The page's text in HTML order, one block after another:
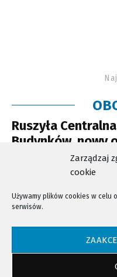
Zarządzaj
cookie
Używamy plików cookies w celu
serwisów.
Ruszyła
Budynków, nowy
właścicieli i
NTV - Nasza Telewizja